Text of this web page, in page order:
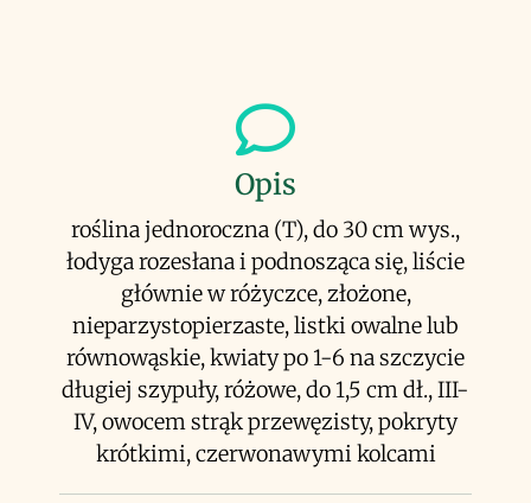
Opis
roślina jednoroczna (T), do 30 cm wys.,
łodyga rozesłana i podnosząca się, liście
głównie w różyczce, złożone,
nieparzystopierzaste, listki owalne lub
równowąskie, kwiaty po 1-6 na szczycie
długiej szypuły, różowe, do 1,5 cm dł., III-
IV, owocem strąk przewęzisty, pokryty
krótkimi, czerwonawymi kolcami